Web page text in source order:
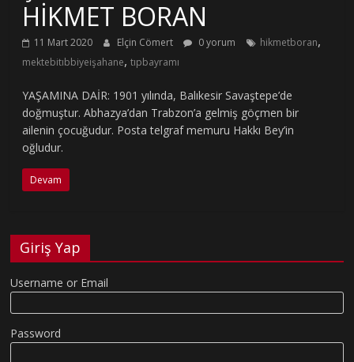
HİKMET BORAN
11 Mart 2020 Elçin Cömert 0 yorum hikmetboran,
mektebitıbbiyeişahane,tıpbayramı
YAŞAMINA DAİR: 1901 yılında, Balıkesir Savaştepe’de
doğmuştur. Abhazya’dan Trabzon’a gelmiş göçmen bir
ailenin çocuğudur. Posta telgraf memuru Hakkı Bey’in
oğludur.
Devam
Giriş Yap
Username or Email
Password